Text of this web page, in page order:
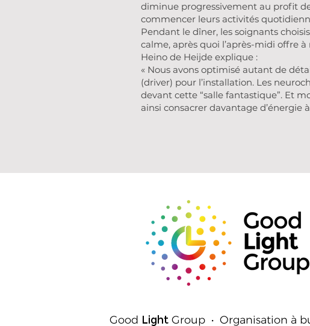
diminue progressivement au profit
commencer leurs activités
Pendant le dîner, les soignants
calme, après quoi l’après-midi offre
Heino de Heijde explique :
« Nous avons optimisé autant de
(driver) pour l’installation. Les
devant cette “salle fantastique”. Et
ainsi consacrer davantage d’énergie
Good Light Group • Organisation à